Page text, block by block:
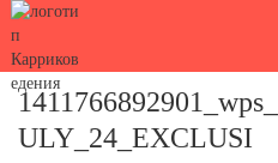
ULY_24_EXCLUSI